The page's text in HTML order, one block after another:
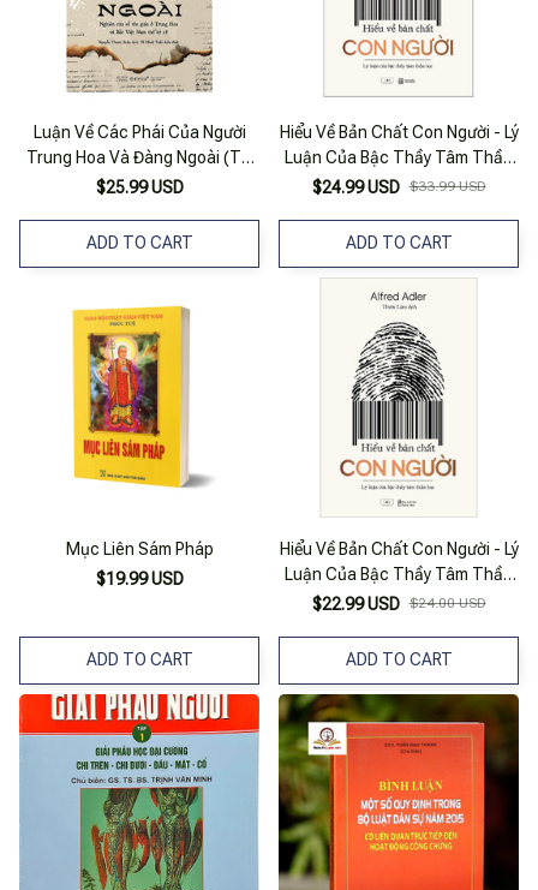
Luận Về Các Phái Của Người
Trung Hoa Và Đàng Ngoài (Tái
Bản 2018)
$25.99 USD
ADD TO CART
Hiểu Về Bản Chất Con Người - Lý
Luận Của Bậc Thầy Tâm Thần
Học
$24.99 USD $33.99 USD
ADD TO CART
Mục Liên Sám Pháp
$19.99 USD
ADD TO CART
Hiểu Về Bản Chất Con Người - Lý
Luận Của Bậc Thầy Tâm Thần
Học
$22.99 USD $24.00 USD
ADD TO CART